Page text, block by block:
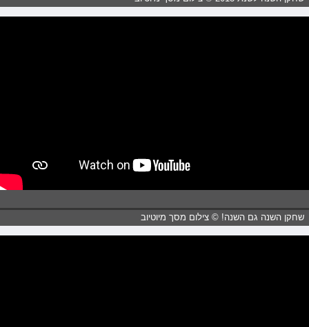
שחקן השנה גם השנה! © צילום מסך מיוטיוב